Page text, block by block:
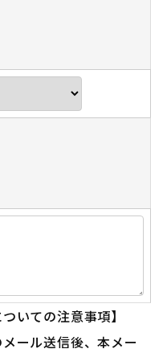
いての注意事項】
ール送信後、本メー